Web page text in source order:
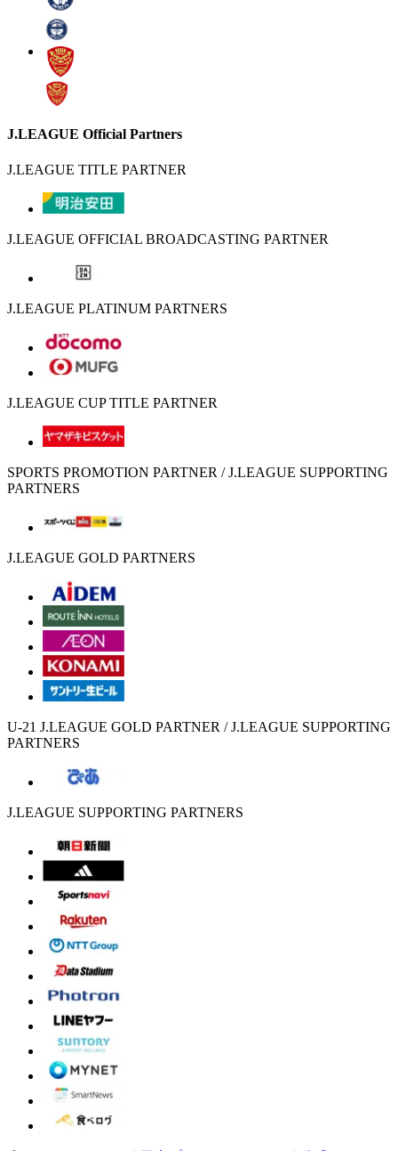
J.LEAGUE Official Partners
J.LEAGUE TITLE PARTNER
J.LEAGUE OFFICIAL BROADCASTING PARTNER
J.LEAGUE PLATINUM PARTNERS
J.LEAGUE CUP TITLE PARTNER
SPORTS PROMOTION PARTNER / J.LEAGUE SUPPORTING
PARTNERS
J.LEAGUE GOLD PARTNERS
U-21 J.LEAGUE GOLD PARTNER / J.LEAGUE SUPPORTING
PARTNERS
J.LEAGUE SUPPORTING PARTNERS